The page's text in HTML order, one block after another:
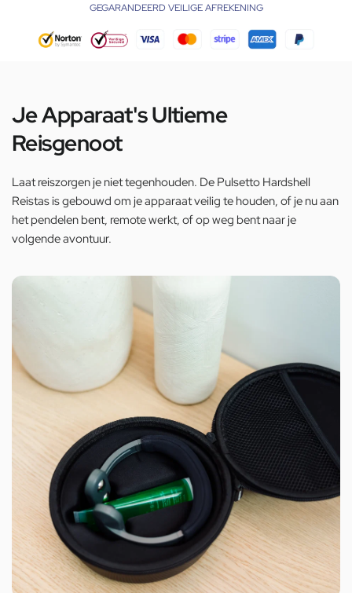
GEGARANDEERD VEILIGE AFREKENING
Je Apparaat's Ultieme
Reisgenoot
Laat reiszorgen je niet tegenhouden. De Pulsetto Hardshell
Reistas is gebouwd om je apparaat veilig te houden, of je nu aan
het pendelen bent, remote werkt, of op weg bent naar je
volgende avontuur.